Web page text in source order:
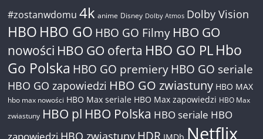
#zostanwdomu 4k anime Disney Dolby Atmos Dolby Vision
HBO HBO GO HBO GO Filmy HBO GO
nowości HBO GO oferta HBO GO PL Hbo
Go Polska HBO GO premiery HBO GO seriale
HBO GO zapowiedzi HBO GO zwiastuny HBO MAX
hbo max nowości HBO Max seriale HBO Max zapowiedzi HBO Max
zwiastuny HBO pl HBO Polska HBO seriale HBO
zapowiedzi HBO zwiastuny HDR Netflix